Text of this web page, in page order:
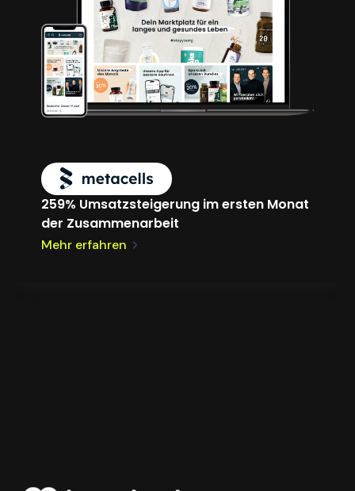
259% Umsatzsteigerung im ersten Monat
der Zusammenarbeit
Mehr erfahren